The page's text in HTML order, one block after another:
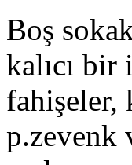
Boş
kalıcı bir
fahişeler,
p.zevenk